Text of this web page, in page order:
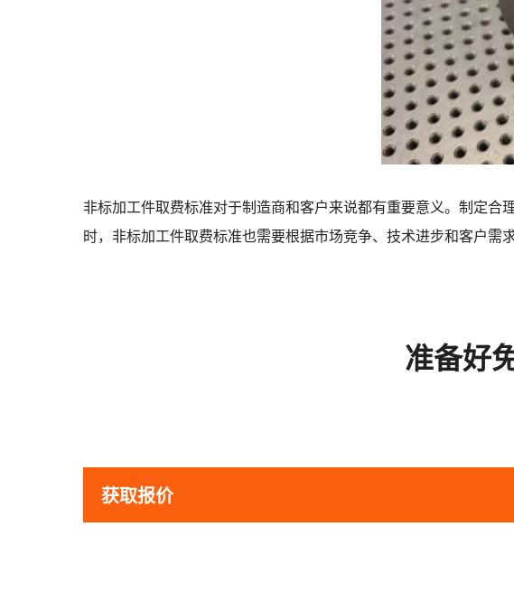
非标加工件取费标准对于制造商和客户来说都有重要意义。制定
时，非标加工件取费标准也需要根据市场竞争、技术进步和客户需
准备好
获取报价